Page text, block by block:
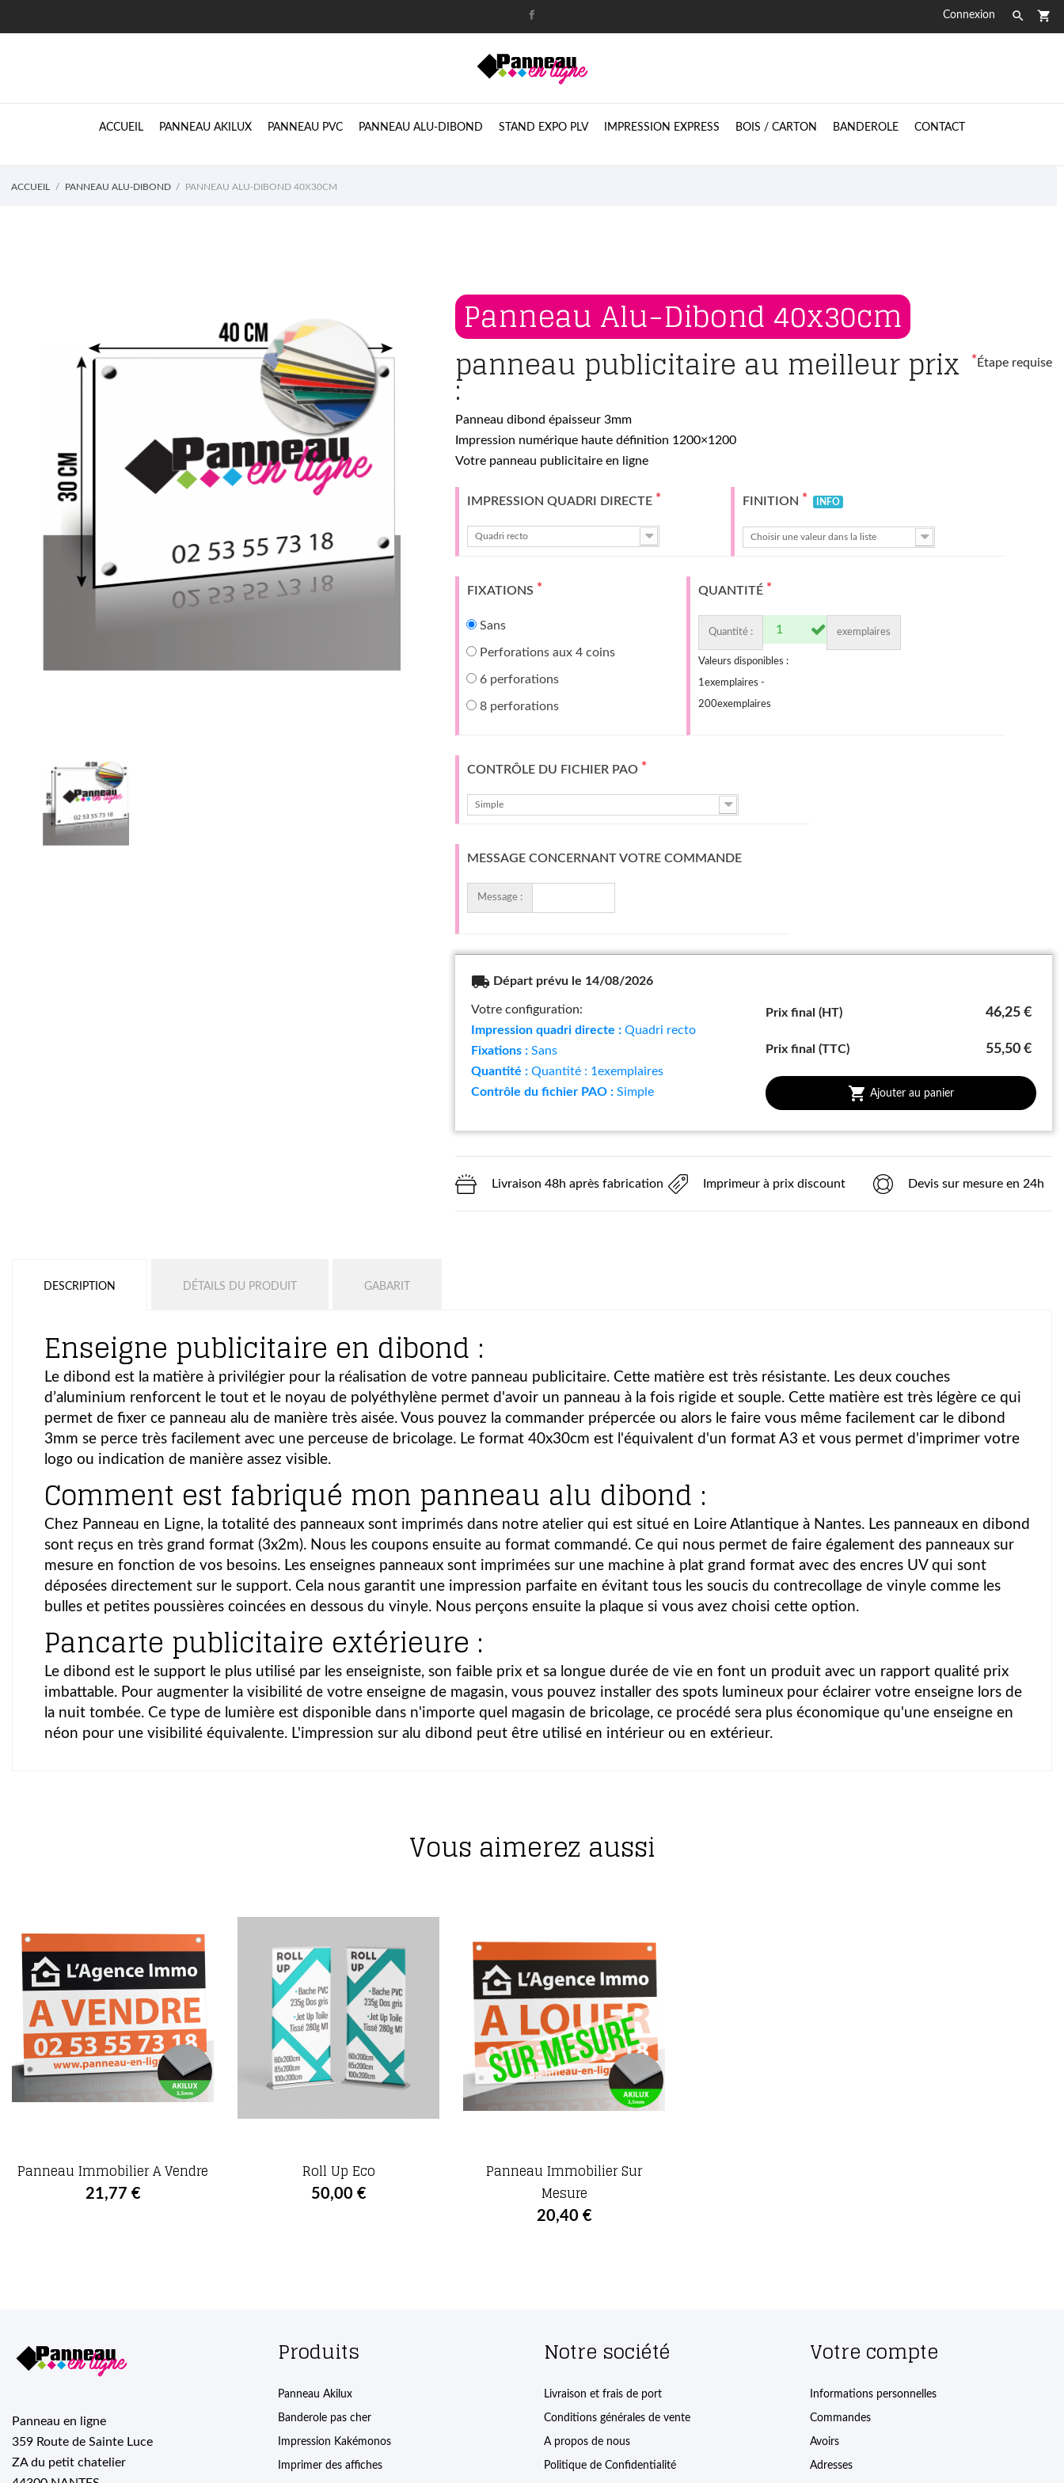
Connexion  shopping_cart
ACCUEIL PANNEAU AKILUX PANNEAU PVC PANNEAU ALU-DIBOND STAND EXPO PLV IMPRESSION EXPRESS BOIS / CARTON BANDEROLE CONTACT
ACCUEIL PANNEAU ALU-DIBOND PANNEAU ALU-DIBOND 40X30CM
Panneau Alu-Dibond 40x30cm
*Étape requise
panneau publicitaire au meilleur prix
:
Panneau dibond épaisseur 3mm
Impression numérique haute définition 1200×1200
Votre panneau publicitaire en ligne
IMPRESSION QUADRI DIRECTE *
Quadri recto
FINITION * INFO
Choisir une valeur dans la liste
FIXATIONS *
Sans
Perforations aux 4 coins
6 perforations
8 perforations
QUANTITÉ *
Quantité : exemplaires
Valeurs disponibles :
1 exemplaires -
200exemplaires
CONTRÔLE DU FICHIER PAO *
Simple
MESSAGE CONCERNANT VOTRE COMMANDE
Message :
local_shipping Départ prévu le 14/08/2026
Votre configuration:
Impression quadri directe : Quadri recto
Fixations : Sans
Quantité : Quantité : 1exemplaires
Contrôle du fichier PAO : Simple
Prix final (HT) 46,25 €
Prix final (TTC) 55,50 €
 Ajouter au panier
Livraison 48h après fabrication Imprimeur à prix discount Devis sur mesure en 24h
DESCRIPTION DÉTAILS DU PRODUIT GABARIT
Enseigne publicitaire en dibond :
Le dibond est la matière à privilégier pour la réalisation de votre panneau publicitaire. Cette matière est très résistante. Les deux couches
d’aluminium renforcent le tout et le noyau de polyéthylène permet d'avoir un panneau à la fois rigide et souple. Cette matière est très légère ce qui
permet de fixer ce panneau alu de manière très aisée. Vous pouvez la commander prépercée ou alors le faire vous même facilement car le dibond
3mm se perce très facilement avec une perceuse de bricolage. Le format 40x30cm est l'équivalent d'un format A3 et vous permet d'imprimer votre
logo ou indication de manière assez visible.
Comment est fabriqué mon panneau alu dibond :
Chez Panneau en Ligne, la totalité des panneaux sont imprimés dans notre atelier qui est situé en Loire Atlantique à Nantes. Les panneaux en dibond
sont reçus en très grand format (3x2m). Nous les coupons ensuite au format commandé. Ce qui nous permet de faire également des panneaux sur
mesure en fonction de vos besoins. Les enseignes panneaux sont imprimées sur une machine à plat grand format avec des encres UV qui sont
déposées directement sur le support. Cela nous garantit une impression parfaite en évitant tous les soucis du contrecollage de vinyle comme les
bulles et petites poussières coincées en dessous du vinyle. Nous perçons ensuite la plaque si vous avez choisi cette option.
Pancarte publicitaire extérieure :
Le dibond est le support le plus utilisé par les enseigniste, son faible prix et sa longue durée de vie en font un produit avec un rapport qualité prix
imbattable. Pour augmenter la visibilité de votre enseigne de magasin, vous pouvez installer des spots lumineux pour éclairer votre enseigne lors de
la nuit tombée. Ce type de lumière est disponible dans n'importe quel magasin de bricolage, ce procédé sera plus économique qu'une enseigne en
néon pour une visibilité équivalente. L'impression sur alu dibond peut être utilisé en intérieur ou en extérieur.
Vous aimerez aussi
Panneau Immobilier A Vendre
21,77 €
Roll Up Eco
50,00 €
Panneau Immobilier Sur
Mesure
20,40 €
Panneau en ligne
359 Route de Sainte Luce
ZA du petit chatelier
Produits
Panneau Akilux
Banderole pas cher
Impression Kakémonos
Imprimer des affiches
Notre société
Livraison et frais de port
Conditions générales de vente
A propos de nous
Politique de Confidentialité
Votre compte
Informations personnelles
Commandes
Avoirs
Adresses